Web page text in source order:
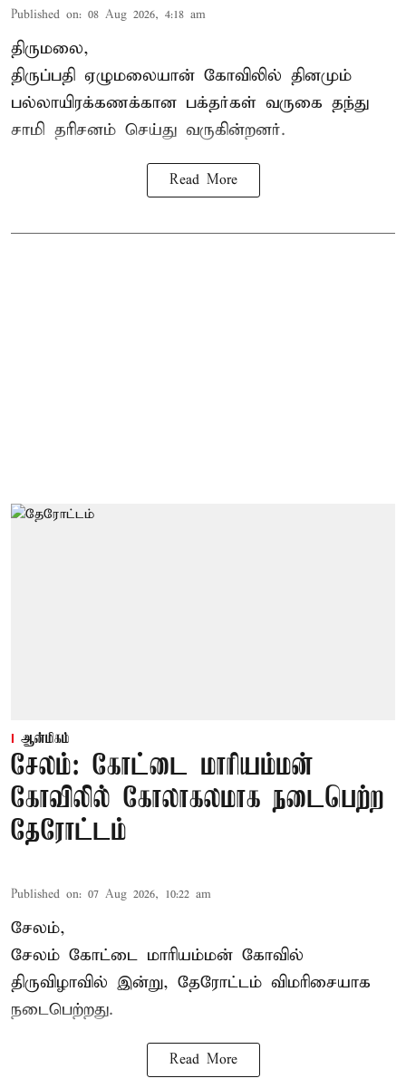
Published on: 08 Aug 2026, 4:18 am
திருமலை,
திருப்பதி ஏழுமலையான் கோவிலில் தினமும்
பல்லாயிரக்கணக்கான பக்தர்கள் வருகை தந்து
சாமி தரிசனம் செய்து வருகின்றனர்.
Read More
ஆன்மிகம்
சேலம்: கோட்டை மாரியம்மன்
கோவிலில் கோலாகலமாக நடைபெற்ற
தேரோட்டம்
Published on: 07 Aug 2026, 10:22 am
சேலம்,
சேலம் கோட்டை மாரியம்மன் கோவில்
திருவிழாவில் இன்று, தேரோட்டம் விமரிசையாக
நடைபெற்றது.
Read More